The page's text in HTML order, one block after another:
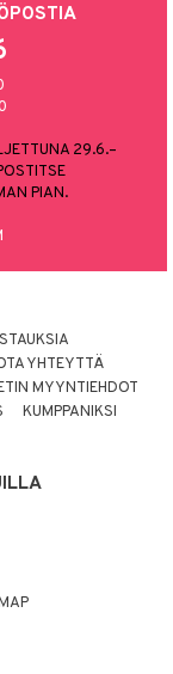
29.6.–
PIAN.
YHTEYTTÄ
MYYNTIEHDOT
KUMPPANIKSI